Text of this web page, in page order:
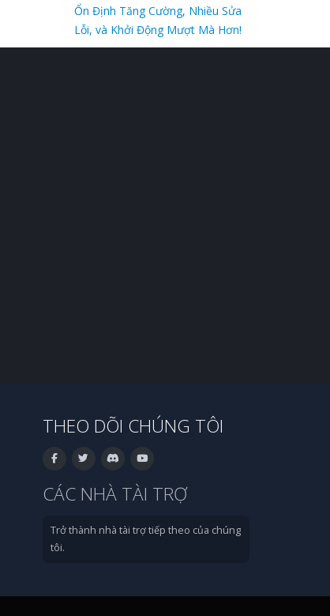
Ổn Định Tăng Cường, Nhiều Sửa
Lỗi, và Khởi Động Mượt Mà Hơn!
THEO DÕI CHÚNG TÔI
CÁC NHÀ TÀI TRỢ
Trở thành nhà tài trợ tiếp theo của chúng
tôi.